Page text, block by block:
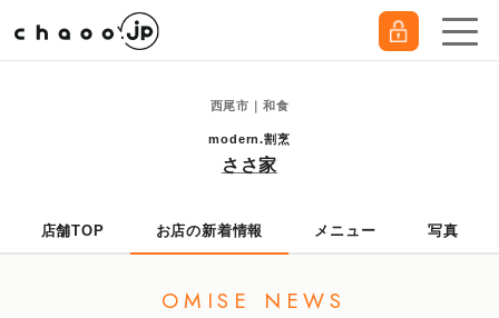
西尾市｜和食
modern.割烹
ささ家
店舗TOP お店の新着情報 メニュー 写真
OMISE NEWS